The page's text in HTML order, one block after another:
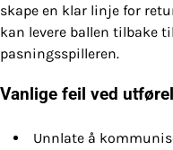
skape en klar linje for
kan levere ballen tilbake
pasningsspilleren.
Vanlige feil ved
Unnlate å